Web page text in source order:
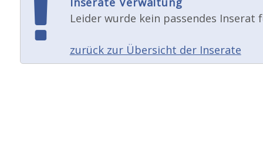
Leider wurde kein passendes Inserat
zurück zur Übersicht der Inserate